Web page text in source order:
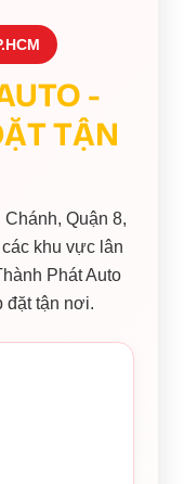
-
TẬN
Quận 8,
khu vực lân
Phát Auto
đặt tận nơi.